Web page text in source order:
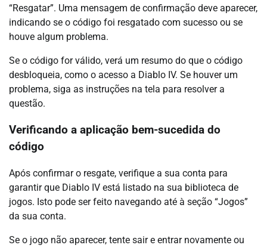
“Resgatar”. Uma mensagem de confirmação deve aparecer,
indicando se o código foi resgatado com sucesso ou se
houve algum problema.
Se o código for válido, verá um resumo do que o código
desbloqueia, como o acesso a Diablo IV. Se houver um
problema, siga as instruções na tela para resolver a
questão.
Verificando a aplicação bem-sucedida do
código
Após confirmar o resgate, verifique a sua conta para
garantir que Diablo IV está listado na sua biblioteca de
jogos. Isto pode ser feito navegando até à seção “Jogos”
da sua conta.
Se o jogo não aparecer, tente sair e entrar novamente ou